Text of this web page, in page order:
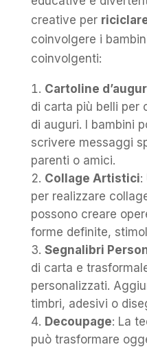
creative per
coinvolgere i
coinvolgenti:
Cartoline
di carta più belli per
di auguri. I bambini
scrivere messaggi
parenti o amici.
Collage Artistici:
per realizzare
possono creare
forme definite,
Segnalibri
di carta e
personalizzati.
timbri, adesivi o
Decoupage: La
può trasformare